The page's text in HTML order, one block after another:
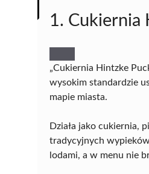
1. Cukiernia
„Cukiernia Hintzke
wysokim standardzie
mapie miasta.
Działa jako cukiernia,
tradycyjnych
lodami, a w menu nie